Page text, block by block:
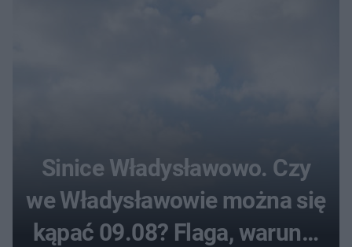
Sinice Władysławowo. Czy
we Władysławowie można się
kąpać 09.08? Flaga, warunki